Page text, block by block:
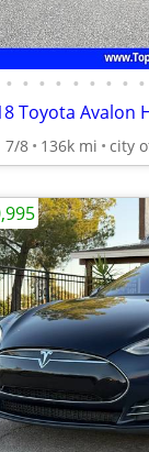
• • • • • • • • •
Toyota Avalon
7/8 136k mi city